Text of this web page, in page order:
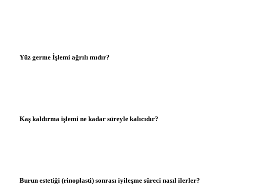
Yüz germe İşlemi ağrılı mıdır?
Kaş kaldırma işlemi ne kadar süreyle kalıcıdır?
Burun estetiği (rinoplasti) sonrası iyileşme süreci nasıl ilerler?